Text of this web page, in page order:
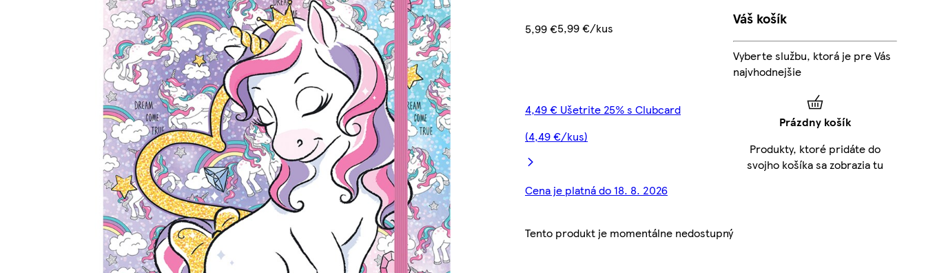
5,99 €5,99 €/kus
4,49 € Ušetrite 25% s Clubcard
(4,49 €/kus)
Cena je platná do 18. 8. 2026
Tento produkt je momentálne nedostupný
Váš košík
Vyberte službu, ktorá je pre Vás
najvhodnejšie
Prázdny košík
Produkty, ktoré pridáte do
svojho košíka sa zobrazia tu